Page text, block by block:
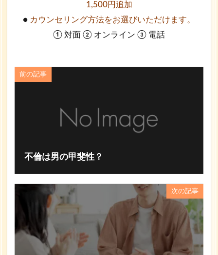
1,500円追加
● カウンセリング方法をお選びいただけます。
① 対面 ② オンライン ③ 電話
前の記事
不倫は男の甲斐性？
次の記事